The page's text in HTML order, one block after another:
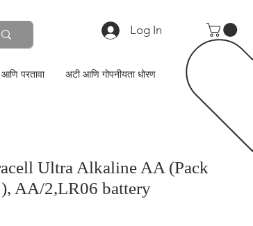
Log In
आणि परतावा अटी आणि गोपनीयता धोरण
Ultra Alkaline AA (Pack
AA/2,LR06 battery